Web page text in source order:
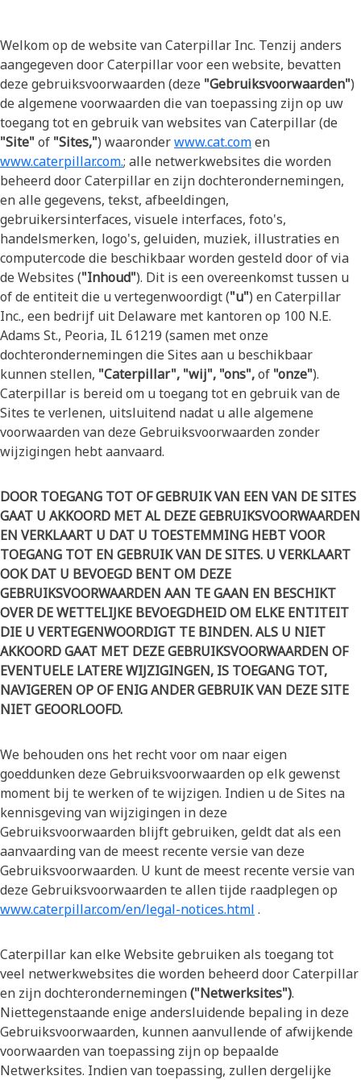
Welkom op de website van Caterpillar Inc. Tenzij anders
aangegeven door Caterpillar voor een website, bevatten
deze gebruiksvoorwaarden (deze "Gebruiksvoorwaarden")
de algemene voorwaarden die van toepassing zijn op uw
toegang tot en gebruik van websites van Caterpillar (de
"Site" of "Sites,") waaronderwww.cat.comen
www.caterpillar.com.; alle netwerkwebsites die worden
beheerd door Caterpillar en zijn dochterondernemingen,
en alle gegevens, tekst, afbeeldingen,
gebruikersinterfaces, visuele interfaces, foto's,
handelsmerken, logo's, geluiden, muziek, illustraties en
computercode die beschikbaar worden gesteld door of via
de Websites ("Inhoud"). Dit is een overeenkomst tussen u
of de entiteit die u vertegenwoordigt ("u") en Caterpillar
Inc., een bedrijf uit Delaware met kantoren op 100 N.E.
Adams St., Peoria, IL 61219 (samen met onze
dochterondernemingen die Sites aan u beschikbaar
kunnen stellen, "Caterpillar", "wij", "ons",of "onze").
Caterpillar is bereid om u toegang tot en gebruik van de
Sites te verlenen, uitsluitend nadat u alle algemene
voorwaarden van deze Gebruiksvoorwaarden zonder
wijzigingen hebt aanvaard.
DOOR TOEGANG TOT OF GEBRUIK VAN EEN VAN DE SITES
GAAT U AKKOORD MET AL DEZE GEBRUIKSVOORWAARDEN
EN VERKLAART U DAT U TOESTEMMING HEBT VOOR
TOEGANG TOT EN GEBRUIK VAN DE SITES. U VERKLAART
OOK DAT U BEVOEGD BENT OM DEZE
GEBRUIKSVOORWAARDEN AAN TE GAAN EN BESCHIKT
OVER DE WETTELIJKE BEVOEGDHEID OM ELKE ENTITEIT
DIE U VERTEGENWOORDIGT TE BINDEN. ALS U NIET
AKKOORD GAAT MET DEZE GEBRUIKSVOORWAARDEN OF
EVENTUELE LATERE WIJZIGINGEN, IS TOEGANG TOT,
NAVIGEREN OP OF ENIG ANDER GEBRUIK VAN DEZE SITE
NIET GEOORLOOFD.
We behouden ons het recht voor om naar eigen
goeddunken deze Gebruiksvoorwaarden op elk gewenst
moment bij te werken of te wijzigen. Indien u de Sites na
kennisgeving van wijzigingen in deze
Gebruiksvoorwaarden blijft gebruiken, geldt dat als een
aanvaarding van de meest recente versie van deze
Gebruiksvoorwaarden. U kunt de meest recente versie van
deze Gebruiksvoorwaarden te allen tijde raadplegen op
www.caterpillar.com/en/legal-notices.html .
Caterpillar kan elke Website gebruiken als toegang tot
veel netwerkwebsites die worden beheerd door Caterpillar
en zijn dochterondernemingen("Netwerksites").
Niettegenstaande enige andersluidende bepaling in deze
Gebruiksvoorwaarden, kunnen aanvullende of afwijkende
voorwaarden van toepassing zijn op bepaalde
Netwerksites. Indien van toepassing, zullen dergelijke